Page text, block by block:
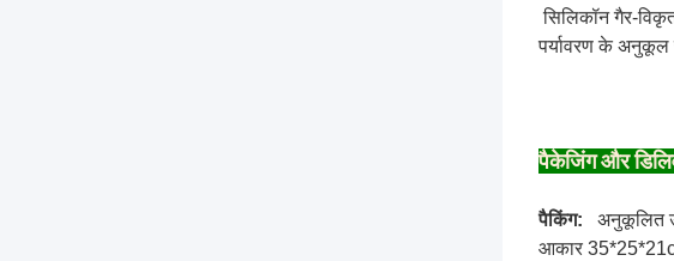
सिलिकॉन गैर-
पर्यावरण के अनुकूल
पैकेजिंग और
पैकिंग: अनुकूलित
आकार